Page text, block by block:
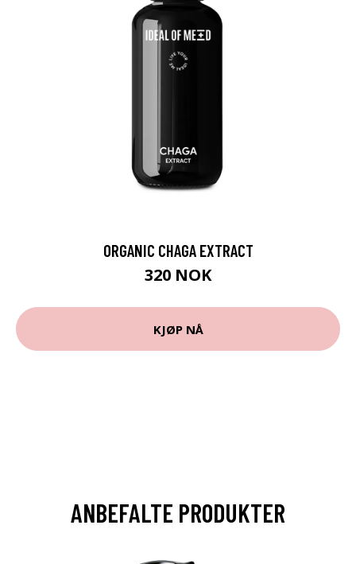
ORGANIC CHAGA EXTRACT
320 NOK
KJØP NÅ
ANBEFALTE PRODUKTER